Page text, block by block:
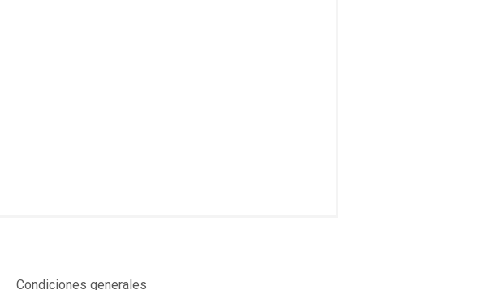
Condiciones generales